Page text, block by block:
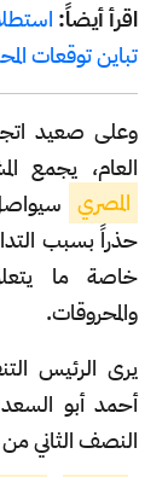
اقرأ أيضاً:
تباين توقعات
وعلى صعيد
العام، يجمع
المصري
حذراً بسبب
خاصة ما
والمحروقات.
يرى الرئيس
أحمد أبو
النصف الثاني من 2025 بواقع 300 نقطة أساس.